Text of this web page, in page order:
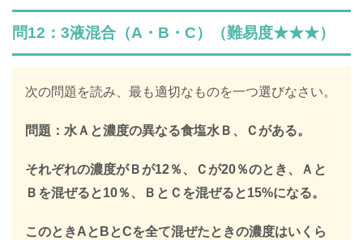
解説はLINE登録で確認できます
LINEで限定キーワードを受け取ると、
限定キーワードを受け取る
問12：3液混合（A・B・C）（難易度★★★）
次の問題を読み、最も適切なものを一つ選びなさい。
問題：水Ａと濃度の異なる食塩水Ｂ、Ｃがある。
それぞれの濃度がＢが12％、Ｃが20％のとき、Ａと
Ｂを混ぜると10％、ＢとＣを混ぜると15%になる。
このときAとBとCを全て混ぜたときの濃度はいくら